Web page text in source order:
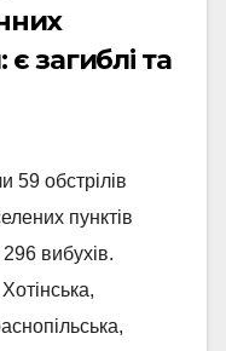
загиблі та
59 обстрілів
пунктів
вибухів.